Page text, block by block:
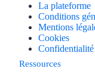
La plateforme
Conditions
Mentions
Cookies
Confidentialité
Ressources